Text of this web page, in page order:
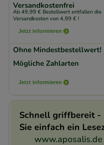
Versandkostenfrei
Ab 49,99 € Bestellwert entfallen die
Versandkosten von 4,99 € !
Jetzt informieren
Ohne Mindestbestellwert!
Mögliche Zahlarten
Jetzt informieren
Schnell griffbereit -
Sie einfach ein
www.aposalis.de